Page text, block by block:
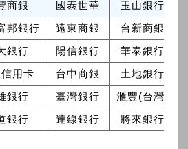
商銀 國泰世華 玉山銀行
邦銀行 遠東商銀 台新商銀
銀行 陽信銀行 華泰銀行
用卡 台中商銀 土地銀行
銀行 臺灣銀行 滙豐(台灣)
銀行 連線銀行 將來銀行